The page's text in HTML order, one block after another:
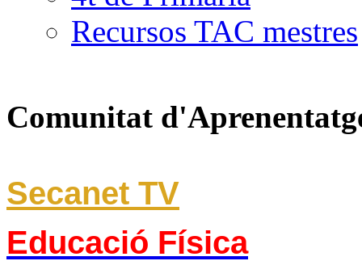
Recursos TAC mestres
Comunitat
Secanet TV
Educació Física